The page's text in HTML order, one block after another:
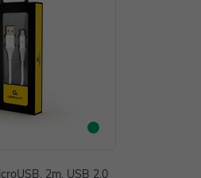
2m, USB 2.0